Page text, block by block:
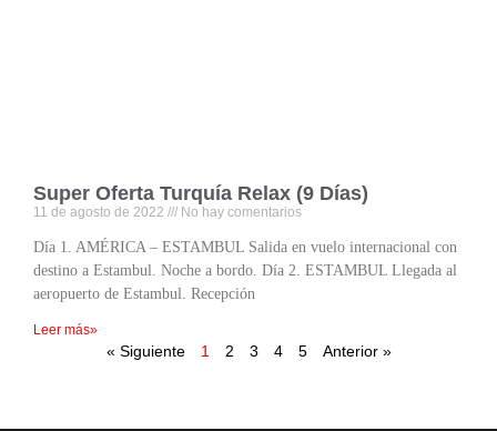
Super Oferta Turquía Relax (9 Días)
11 de agosto de 2022 No hay comentarios
Día 1. AMÉRICA – ESTAMBUL Salida en vuelo internacional con
destino a Estambul. Noche a bordo. Día 2. ESTAMBUL Llegada al
aeropuerto de Estambul. Recepción
Leer más»
« Siguiente 1 2 3 4 5 Anterior »